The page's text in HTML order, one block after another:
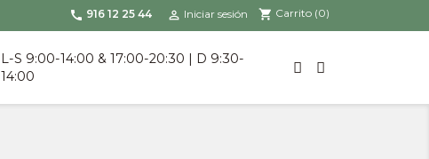
call 916 12 25 44  Iniciar sesión shopping_cart Carrito (0)
L-S 9:00-14:00 & 17:00-20:30 | D 9:30-
14:00